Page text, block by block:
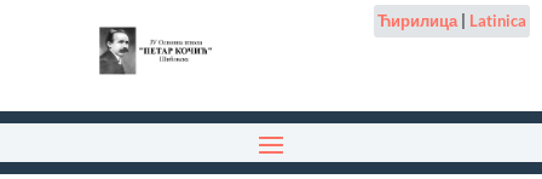
Ћирилица| Latinica